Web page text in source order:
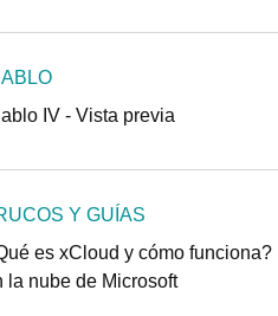
IV - Vista previa
Y GUÍAS
es xCloud y cómo
la nube de Microsoft